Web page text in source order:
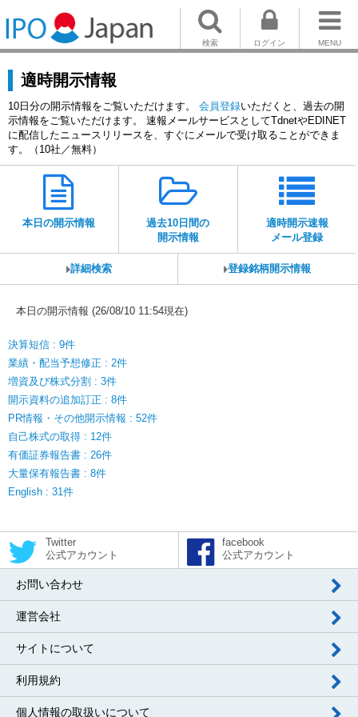
MENU
ログイン
検索
適時開示情報
10日分の開示情報をご覧いただけます。 会員登録いただくと、過去の開
示情報をご覧いただけます。 速報メールサービスとしてTdnetやEDINET
に配信したニュースリリースを、すぐにメールで受け取ることができま
す。（10社／無料）
本日の開示情報
過去10日間の
開示情報
適時開示速報
メール登録
詳細検索 登録銘柄開示情報
本日の開示情報 (26/08/10 11:54現在)
決算短信 : 9件
業績・配当予想修正 : 2件
増資及び株式分割 : 3件
開示資料の追加訂正 : 8件
PR情報・その他開示情報 : 52件
自己株式の取得 : 12件
有価証券報告書 : 26件
大量保有報告書 : 8件
English : 31件
Twitter
公式アカウント
facebook
公式アカウント
お問い合わせ
運営会社
サイトについて
利用規約
個人情報の取扱いについて